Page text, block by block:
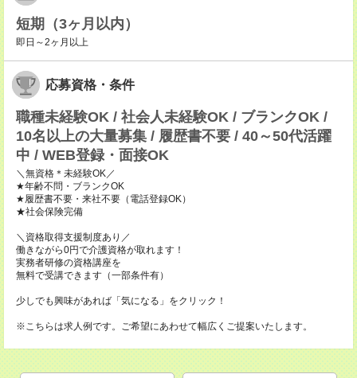
短期（3ヶ月以内）
即日～2ヶ月以上
応募資格・条件
職種未経験OK / 社会人未経験OK / ブランクOK /
10名以上の大量募集 / 履歴書不要 / 40～50代活躍
中 / WEB登録・面接OK
＼無資格＊未経験OK／
★年齢不問・ブランクOK
★履歴書不要・来社不要（電話登録OK）
★社会保険完備
＼資格取得支援制度あり／
働きながら0円で介護資格が取れます！
実務者研修の資格講座を
無料で受講できます（一部条件有）
少しでも興味があれば「気になる」をクリック！
※こちらは求人例です。ご希望にあわせて幅広くご提案いたします。